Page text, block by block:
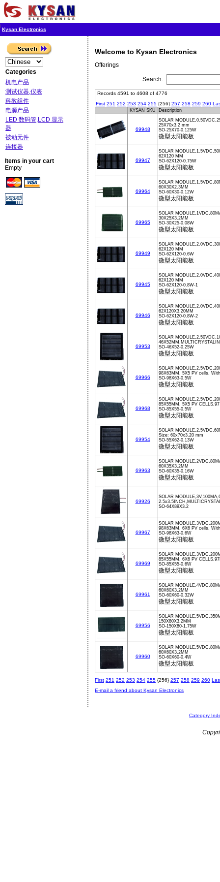
Kysan Electronics
Categories
机电产品
测试仪器,仪表
科教组件
电源产品
LED 数码管,LCD 显示
器
被动元件
连接器
Items in your cart
Empty
Welcome to Kysan Electronics
Offerings
Search:
Records 4591 to 4608 of 4776
First 251 252 253 254 255 {256}257 258 259 260
KYSAN SKU Description
69948
SOLAR
25X70x3.2 mm
SO-25X70-0.125W
微型太阳能板
69947
SOLAR
62X120 MM
SO-62X120-0.75W
微型太阳能板
69964
SOLAR
60X30X2.3MM
SO-60X30-0.12W
微型太阳能板
69965
SOLAR
30X25X3.2MM
SO-30X25-0.08W
微型太阳能板
69949
SOLAR
62X120 MM
SO-62X120-0.6W
微型太阳能板
69945
SOLAR
62X120 MM
SO-62X120-0.8W-1
微型太阳能板
69946
SOLAR
62X120X3.20MM
SO-62X120-0.8W-2
微型太阳能板
69953
SOLAR
SO-46X52-0.25W
微型太阳能板
69966
SOLAR
98X63MM, 5X5 PV cells,
SO-98X63-0.5W
微型太阳能板
69968
SOLAR
85X55MM, 5X5 PV
SO-85X55-0.5W
微型太阳能板
69954
SOLAR
Size: 60x70x3.20 mm
SO-55X62-0.13W
微型太阳能板
69963
SOLAR
60X35X3.2MM
SO-60X35-0.16W
微型太阳能板
69926
SOLAR
SO-64X89X3.2
69967
SOLAR
98X63MM, 6X6 PV cells,
SO-98X63-0.6W
微型太阳能板
69969
SOLAR
85X55MM, 6X6 PV
SO-85X55-0.6W
微型太阳能板
69961
SOLAR
60X60X3.2MM
SO-60X60-0.32W
微型太阳能板
69956
SOLAR
150X80X3.2MM
SO-150X80-1.75W
微型太阳能板
69960
SOLAR
60X60X3.2MM
SO-60X60-0.4W
微型太阳能板
First 251 252 253 254 255 {256}257 258 259 260
E-mail a friend about Kysan Electronics
Category